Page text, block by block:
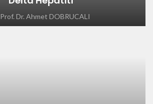
Prof. Dr. Ahmet DOBRUCALI